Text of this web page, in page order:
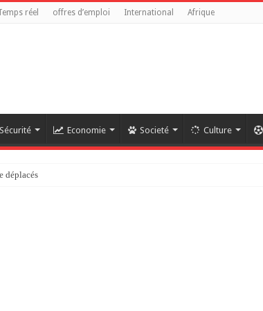
réel offres d’emploi International Afrique
Sécurité Economie Societé Culture
déplacés reste anticonstitutionnelle »